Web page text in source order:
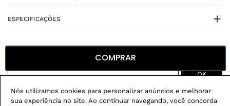
Nós utilizamos cookies para personalizar anúncios e melhorar
sua experiência no site. Ao continuar navegando, você concorda
ESPECIFICAÇÕES
Não sei meu CEP
COMPRAR